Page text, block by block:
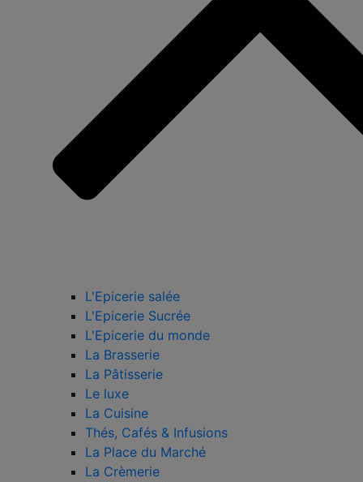
L'Epicerie salée
L'Epicerie Sucrée
L'Epicerie du monde
La Brasserie
La Pâtisserie
Le luxe
La Cuisine
Thés, Cafés & Infusions
La Place du Marché
La Crèmerie